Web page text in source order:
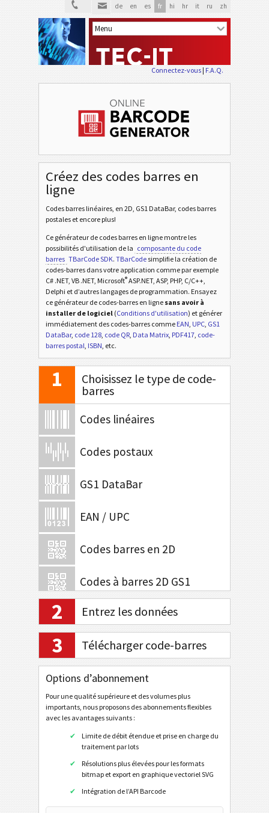
de en es fr hi hr it ru zh
Connectez-vous| F.A.Q.
Créez des codes barres en
ligne
Codes barres linéaires, en 2D, GS1 DataBar, codes barres
postales et encore plus!
Ce générateur de codes barres en ligne montre les
possibilités d'utilisation de la composante du code
barres TBarCode SDK. TBarCodesimplifie la création de
codes-barres dans votre application comme par exemple
C# .NET, VB .NET, Microsoft®ASP.NET, ASP, PHP, C/C++,
Delphi et d’autres langages de programmation. Ensayez
ce générateur de codes-barres en ligne sans avoir à
installer de logiciel (Conditions d'utilisation) et générer
immédiatement des codes-barres comme EAN, UPC, GS1
DataBar, code 128, code QR, Data Matrix, PDF417, code-
barres postal, ISBN, etc.
1
Choisissez le type de code-
barres
Codes linéaires
Codes postaux
GS1 DataBar
EAN / UPC
Codes barres en 2D
Codes à barres 2D GS1
Banque électronique / SEPA
QR Code EPC V2
Swiss QR Code v.2.3 (Sans référence)
Swiss QR Code v.2.2 (Creditor Reference)
Swiss QR Code v.1.0
ZATCA QR Code
2 Entrez les données
3 Télécharger code-barres
Options d’abonnement
Pour une qualité supérieure et des volumes plus
importants, nous proposons des abonnements flexibles
avec les avantages suivants :
Limite de débit étendue et prise en charge du
traitement par lots
Résolutions plus élevées pour les formats
bitmap et export en graphique vectoriel SVG
Intégration de l’API Barcode